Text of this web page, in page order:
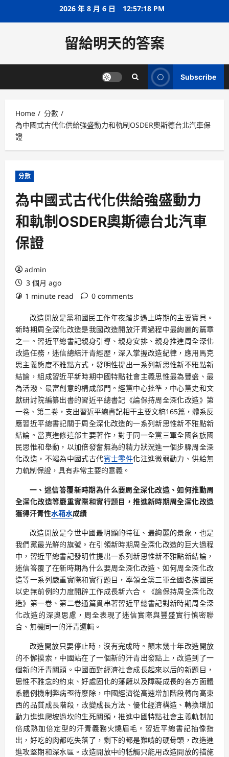
2026 年 8 月 6 日 12:57:19 PM
留給明天的答案
Subscribe
Home
分數
為中國式古代化供給強盛動力和軌制OSDER奧斯德台北汽車保
證
分數
為中國式古代化供給強盛動力
和軌制OSDER奧斯德台北汽車
保證
admin
3 個月 ago
1 minute read
0 comments
改造開放是黨和國民工作年夜踏步遇上時期的主要寶貝。
新時期周全深化改造是我國改造開放汗青過程中最絢麗的篇章
之一。習近平總書記親身引導、親身安排、親身推進周全深化
改造任務，迷信總結汗青經歷，深入掌握改造紀律，應用馬克
思主義態度不雅點方式，發明性提出一系列新思惟新不雅點新
結論，組成習近平新時期中國特點社會主義思惟最為豐盛、最
為活潑、最富創意的構成部門。經黨中心批準，中心黨史和文
獻研討院編纂出書的習近平總書記《論保持周全深化改造》第
一卷、第二卷，支出習近平總書記相干主要文稿165篇，體系反
應習近平總書記關于周全深化改造的一系列新思惟新不雅點新
結論。當真進修這部主要著作，對于同一全黨三軍全國各族國
民思惟和舉動，以加倍發奮無為的精力狀況進一個步驟周全深
化改造，不竭為中國式古代賓士零件化注進微弱動力、供給無
力軌制保證，具有非常主要的意義。
一、迷信答覆新時期為什么要周全深化改造、如何推動周
全深化改造等嚴重實際和實行題目，推進新時期周全深化改造
獲得汗青性水箱水成績
改造開放是今世中國最明顯的特征、最絢麗的景象，也是
我們黨最光鮮的旗號。在引領新時期周全深化改造的巨大過程
中，習近平總書記發明性提出一系列新思惟新不雅點新結論，
迷信答覆了在新時期為什么要周全深化改造、如何周全深化改
造等一系列嚴重實際和實行題目，率領全黨三軍全國各族國民
以史無前例的力度開辟工作成長新六合。《論保持周全深化改
造》第一卷、第二卷通篇貫串著習近平總書記對新時期周全深
化改造的深奧思慮，周全表現了迷信實際與豐盛實行慎密聯
合、無機同一的汗青邏輯。
改造開放只要停止時，沒有完成時。顛末幾十年改造開放
的不懈摸索，中國站在了一個新的汗青出發點上，改造到了一
個新的汗青關頭。中國面對經濟社會成長起來以后的新題目，
思惟不雅念的約束、好處固化的藩籬以及障礙成長的各方面體
系體例機制弊病亟待廢除，中國經濟從高速增加階段轉向高東
西的品質成長階段，改變成長方法、優化經濟構造、轉換增加
動力進進爬坡過坎的生死關頭，推進中國特點社會主義軌制加
倍成熟加倍定型的汗青義務火燒眉毛。習近平總書記抽像指
出，好吃的肉都吃失落了，剩下的都是難啃的硬骨頭，改造進
進攻堅期和深水區。改造開放中的牴觸只能用改造開放的措施